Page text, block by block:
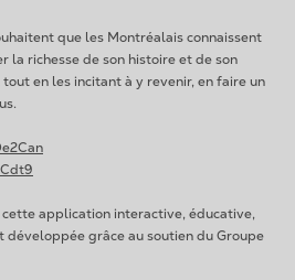
que les Montréalais connaissent
la richesse de son histoire et de son
en les incitant à y revenir, en faire un
application interactive, éducative,
grâce au soutien du Groupe